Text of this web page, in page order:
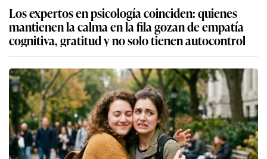
Los expertos en psicología coinciden: quienes
mantienen la calma en la fila gozan de empatía
cognitiva, gratitud y no solo tienen autocontrol